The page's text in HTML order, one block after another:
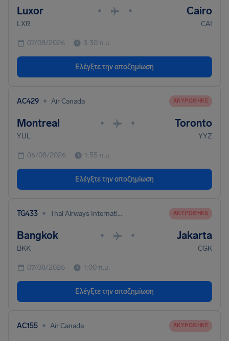
Luxor • • Cairo
LXR CAI
07/08/2026 3:30 π.μ.
Ελέγξτε την αποζημίωση
AC429 • Air Canada ΑΚΥΡΏΘΗΚΕ
Montreal • • Toronto
YUL YYZ
06/08/2026 1:55 π.μ.
Ελέγξτε την αποζημίωση
TG433 • Thai Airways International ΑΚΥΡΏΘΗΚΕ
Bangkok • • Jakarta
BKK CGK
07/08/2026 1:00 π.μ.
Ελέγξτε την αποζημίωση
AC155 • Air Canada ΑΚΥΡΏΘΗΚΕ